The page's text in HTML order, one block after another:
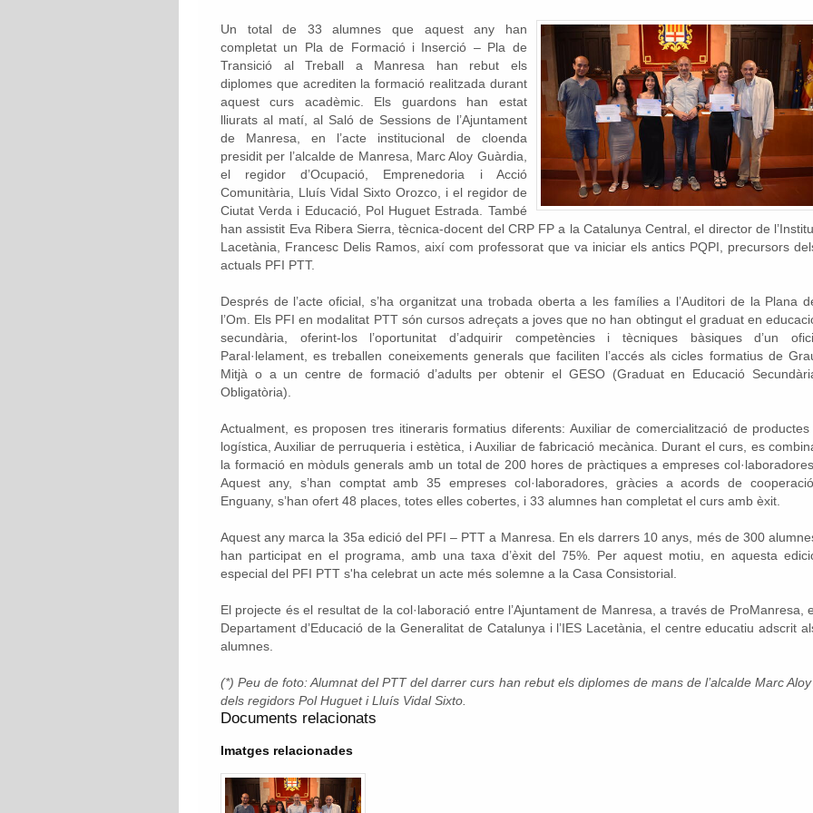
Un total de 33 alumnes que aquest any han
completat un Pla de Formació i Inserció – Pla de
Transició al Treball a Manresa han rebut els
diplomes que acrediten la formació realitzada durant
aquest curs acadèmic. Els guardons han estat
lliurats al matí, al Saló de Sessions de l’Ajuntament
de Manresa, en l’acte institucional de cloenda
presidit per l’alcalde de Manresa, Marc Aloy Guàrdia,
el regidor d’Ocupació, Emprenedoria i Acció
Comunitària, Lluís Vidal Sixto Orozco, i el regidor de
Ciutat Verda i Educació, Pol Huguet Estrada. També
han assistit Eva Ribera Sierra, tècnica-docent del CRP FP a la Catalunya Central, el director de
Lacetània, Francesc Delis Ramos, així com professorat que va iniciar els antics PQPI, precursors
actuals PFI PTT.
Després de l’acte oficial, s’ha organitzat una trobada oberta a les famílies a l’Auditori de la Plana
l’Om. Els PFI en modalitat PTT són cursos adreçats a joves que no han obtingut el graduat en
secundària, oferint-los l’oportunitat d’adquirir competències i tècniques bàsiques d’un ofici.
Paral·lelament, es treballen coneixements generals que faciliten l’accés als cicles formatius de
Mitjà o a un centre de formació d’adults per obtenir el GESO (Graduat en Educació
Obligatòria).
Actualment, es proposen tres itineraris formatius diferents: Auxiliar de comercialització de
logística, Auxiliar de perruqueria i estètica, i Auxiliar de fabricació mecànica. Durant el curs, es
la formació en mòduls generals amb un total de 200 hores de pràctiques a empreses col·laboradores.
Aquest any, s’han comptat amb 35 empreses col·laboradores, gràcies a acords de cooperació.
Enguany, s’han ofert 48 places, totes elles cobertes, i 33 alumnes han completat el curs amb èxit.
Aquest any marca la 35a edició del PFI – PTT a Manresa. En els darrers 10 anys, més de 300
han participat en el programa, amb una taxa d’èxit del 75%. Per aquest motiu, en aquesta
especial del PFI PTT s'ha celebrat un acte més solemne a la Casa Consistorial.
El projecte és el resultat de la col·laboració entre l’Ajuntament de Manresa, a través de ProManresa,
Departament d’Educació de la Generalitat de Catalunya i l’IES Lacetània, el centre educatiu adscrit
alumnes.
(*) Peu de foto: Alumnat del PTT del darrer curs han rebut els diplomes de mans de l’alcalde Marc
dels regidors Pol Huguet i Lluís Vidal Sixto.
Documents relacionats
Imatges relacionades